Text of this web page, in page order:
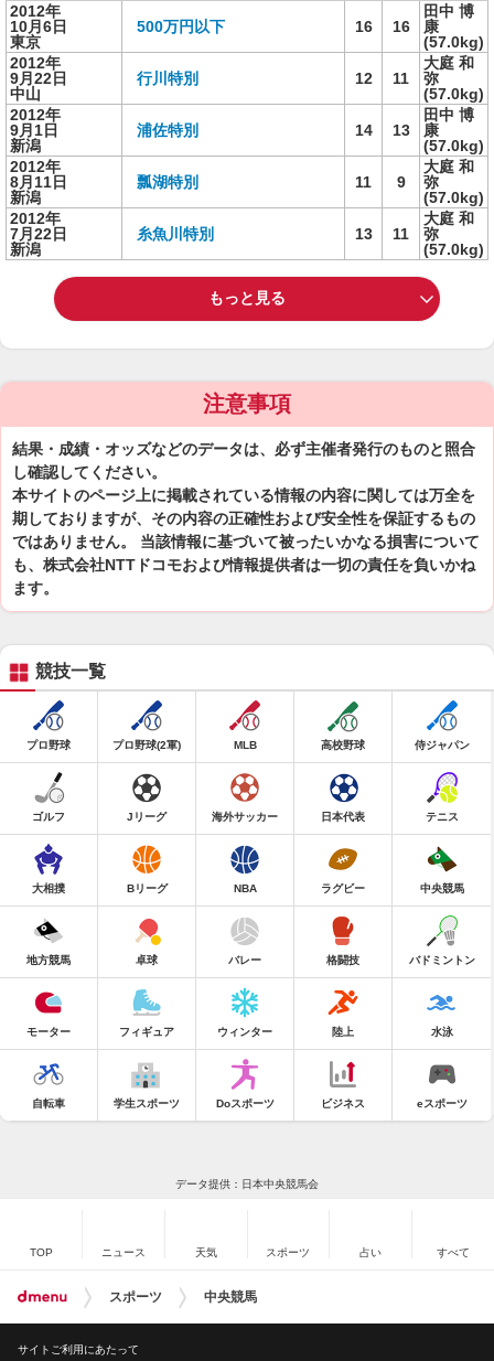
2012年
10月6日
東京
500万円以下 16 16
田中 博
康
(57.0kg)
2012年
9月22日
中山
行川特別 12 11
大庭 和
弥
(57.0kg)
2012年
9月1日
新潟
浦佐特別 14 13
田中 博
康
(57.0kg)
2012年
8月11日
新潟
瓢湖特別 11 9
大庭 和
弥
(57.0kg)
2012年
7月22日
新潟
糸魚川特別 13 11
大庭 和
弥
(57.0kg)
もっと見る
注意事項
結果・成績・オッズなどのデータは、必ず主催者発行のものと照合
し確認してください。
本サイトのページ上に掲載されている情報の内容に関しては万全を
期しておりますが、その内容の正確性および安全性を保証するもの
ではありません。 当該情報に基づいて被ったいかなる損害について
も、株式会社NTTドコモおよび情報提供者は一切の責任を負いかね
ます。
競技一覧
プロ野球 プロ野球(2軍) MLB 高校野球 侍ジャパン
ゴルフ Jリーグ 海外サッカー 日本代表 テニス
大相撲 Bリーグ NBA ラグビー 中央競馬
地方競馬 卓球 バレー 格闘技 バドミントン
モーター フィギュア ウィンター 陸上 水泳
自転車 学生スポーツ Doスポーツ ビジネス eスポーツ
データ提供：日本中央競馬会
TOP ニュース 天気 スポーツ 占い すべて
スポーツ 中央競馬
サイトご利用にあたって